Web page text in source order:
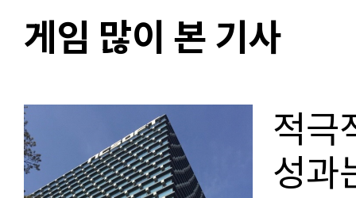
게임 많이 본 기사
적극
성과